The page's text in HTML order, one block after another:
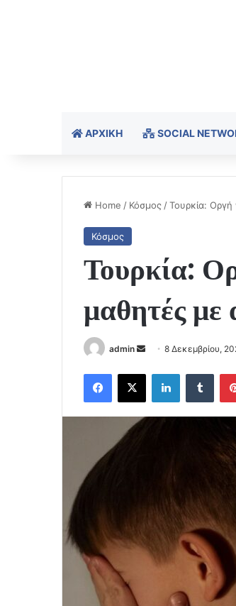
ΑΡΧΙΚΉ SOCIAL
Home / Κόσμος /Τουρκία: Οργή
Κόσμος
Τουρκία:
μαθητές με
admin
Send
email
8 Δεκεμβρίου,
Facebook
X LinkedIn